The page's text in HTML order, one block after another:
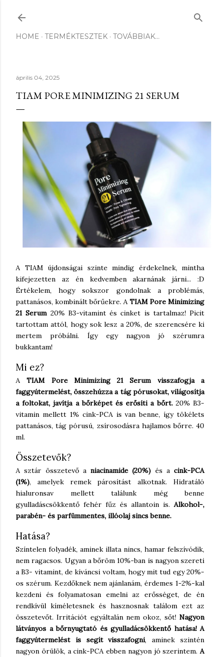
HOME TERMÉKTESZTEK TOVÁBBIAK…
április 04, 2025
TIAM PORE MINIMIZING 21 SERUM
A TIAM újdonságai szinte mindig érdekelnek, mintha
kifejezetten az én kedvemben akarnának járni... :D
Értékelem, hogy sokszor gondolnak a problémás,
pattanásos, kombinált bőrűekre. A TIAM Pore Minimizing
21 Serum20% B3-vitamint és cinket is tartalmaz! Picit
tartottam attól, hogy sok lesz a 20%, de szerencsére ki
mertem próbálni. Így egy nagyon jó szérumra
bukkantam!
Mi ez?
ATIAM Pore Minimizing 21 Serum
visszafogja a
faggyútermelést, összehúzza a tág pórusokat, világosítja
a foltokat, javítja a bőrképet és erősíti a bőrt.20% B3-
vitamin mellett 1% cink-PCA is van benne, így tökélets
pattanásos, tág pórusú, zsírosodásra hajlamos bőrre. 40
ml.
Összetevők?
A sztár összetevő a niacinamide (20%) és a cink-PCA
(1%), amelyek remek párosítást alkotnak. Hidratáló
hialuronsav mellett találunk még benne
gyulladáscsökkentő fehér fűz és allantoin is. Alkohol-,
parabén- és parfümmentes, illóolaj sincs benne.
Hatása?
Színtelen folyadék, aminek illata nincs, hamar felszívódik,
nem ragacsos. Ugyan a bőröm 10%-ban is nagyon szereti
a B3- vitamint, de kíváncsi voltam, hogy mit tud egy 20%-
os szérum. Kezdőknek nem ajánlanám, érdemes 1-2%-kal
kezdeni és folyamatosan emelni az erősséget, de én
rendkívül kíméletesnek és hasznosnak találom ezt az
összetevőt. Irritációt egyáltalán nem okoz, sőt! Nagyon
látványos a bőrnyugtató és gyulladácsökkentő hatása! A
faggyútermelést is segít visszafogni, aminek szintén
nagyon örülök, a cink-PCA ebben nagyon jó szerintem. A